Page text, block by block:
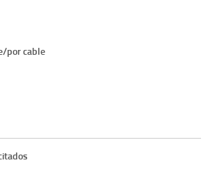
por cable